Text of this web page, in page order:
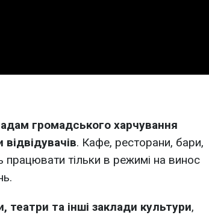
громадського харчування
. Кафе, ресторани, бари,
працювати тільки в режимі на винос
театри та інші заклади культури,